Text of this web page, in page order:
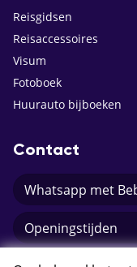
Reisgidsen
Reisaccessoires
Visum
Fotoboek
Huurauto bijboeken
Contact
Whatsapp met
Openingstijden